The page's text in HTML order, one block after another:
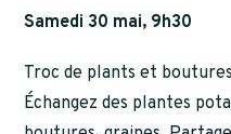
Samedi 30 mai, 9h30
Troc de plants et boutures
Échangez des plantes